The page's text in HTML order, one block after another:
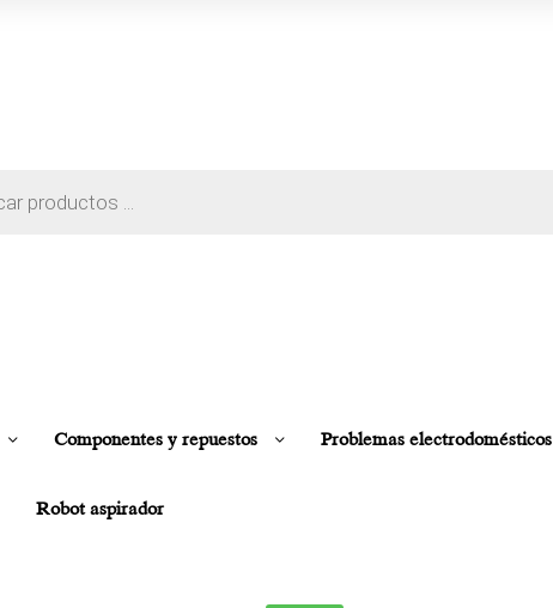
Componentes y repuestos Problemas electrodomésticos
Robot aspirador